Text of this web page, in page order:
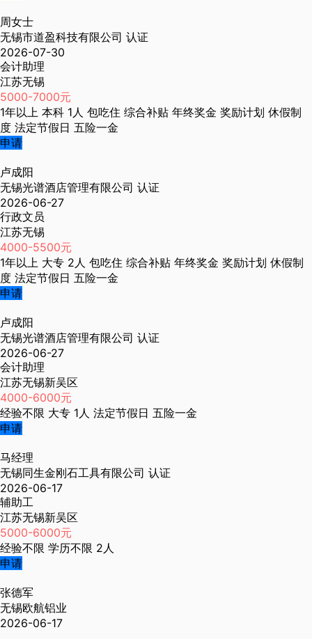
周女士
无锡市道盈科技有限公司 认证
2026-07-30
会计助理
江苏无锡
5000-7000元
1年以上 本科 1人 包吃住 综合补贴 年终奖金 奖励计划 休假制
度 法定节假日 五险一金
申请
卢成阳
无锡光谱酒店管理有限公司 认证
2026-06-27
行政文员
江苏无锡
4000-5500元
1年以上 大专 2人 包吃住 综合补贴 年终奖金 奖励计划 休假制
度 法定节假日 五险一金
申请
卢成阳
无锡光谱酒店管理有限公司 认证
2026-06-27
会计助理
江苏无锡新吴区
4000-6000元
经验不限 大专 1人 法定节假日 五险一金
申请
马经理
无锡同生金刚石工具有限公司 认证
2026-06-17
辅助工
江苏无锡新吴区
5000-6000元
经验不限 学历不限 2人
申请
张德军
无锡欧航铝业
2026-06-17